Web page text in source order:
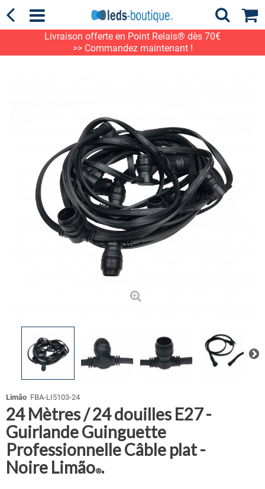
Livraison offerte en Point Relais® dès 70€
>> Commandez maintenant !
Limão FBA-LI5103-24
24 Mètres / 24 douilles E27 -
Guirlande Guinguette
Professionnelle Câble plat -
Noire Limão®.